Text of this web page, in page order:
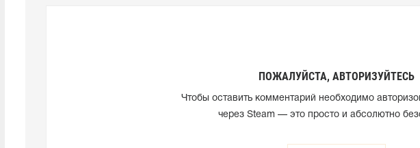
ПОЖАЛУЙСТА, АВТОРИЗУЙТЕСЬ
Чтобы оставить комментарий необходимо
через Steam — это просто и абсолютно